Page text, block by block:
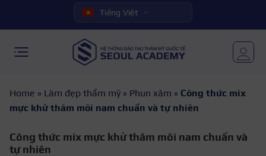
Tiếng Việt
Home » Làm đẹp thẩm mỹ » Phun xăm » Công thức mix
mực khử thâm môi nam chuẩn và tự nhiên
Công thức mix mực khử thâm môi nam chuẩn và
tự nhiên